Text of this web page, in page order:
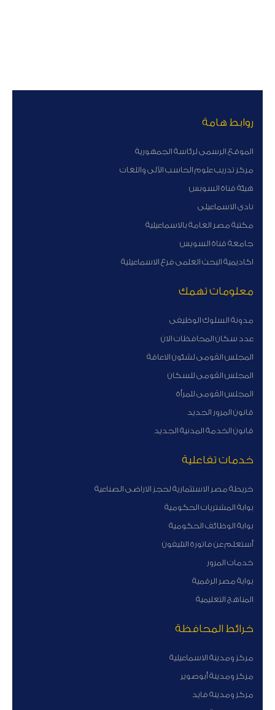
روابط هامة
الموقع الرسمى لرئاسة الجمهورية
مركز تدريب علوم الحاسب الآلى واللغات
هيئة قناة السوبس
نادى الاسماعيلى
مكتبة مصر العامة بالاسماعيلية
جامعة قناة السويس
اكاديمية البحث العلمى فرع الاسماعيلية
معلومات تهمك
مدونة السلوك الوظيفى
عدد سكان المحافظات الان
المجلس القومى لشئون الاعاقة
المجلس القومى للسكان
المجلس القومى للمرأة
قانون المرور الجديد
قانون الخدمة المدنية الجديد
خدمات تفاعلية
خريطة مصر الاستثمارية لحجز الاراضى الصناعية
بوابة المشتريات الحكومية
بوابة الوظائف الحكومية
أستعلم عن فاتورة التليفون
خدمات المرور
بوابة مصر الرقمية
المناهج التعليمية
خرائط المحافظة
مركز ومدينة الاسماعيلية
مركز ومدينة أبوصوير
مركز ومدينة فايد